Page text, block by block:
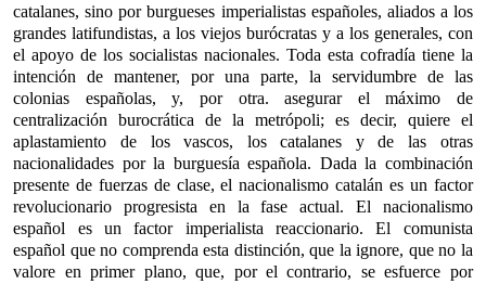
catalanes, sino por burgueses imperialistas españoles, aliados a los
grandes latifundistas, a los viejos burócratas y a los generales, con
el apoyo de los socialistas nacionales. Toda esta cofradía tiene la
intención de mantener, por una parte, la servidumbre de las
colonias españolas, y, por otra. asegurar el máximo de
centralización burocrática de la metrópoli; es decir, quiere el
aplastamiento de los vascos, los catalanes y de las otras
nacionalidades por la burguesía española. Dada la combinación
presente de fuerzas de clase, el nacionalismo catalán es un factor
revolucionario progresista en la fase actual. El nacionalismo
español es un factor imperialista reaccionario. El comunista
español que no comprenda esta distinción, que la ignore, que no la
valore en primer plano, que, por el contrario, se esfuerce por